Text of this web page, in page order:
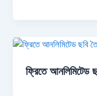
ফ্রিতে আনলিমিটেড